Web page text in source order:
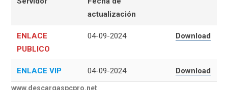
actualización
ENLACE
PUBLICO
04-09-2024 Download
ENLACE VIP 04-09-2024 Download
www.descargaspcpro.net